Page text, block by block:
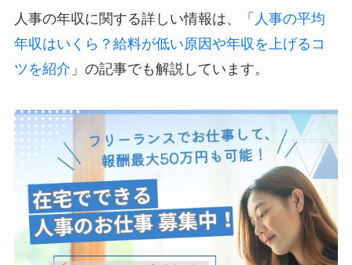
人事の年収に関する詳しい情報は、「 人事の平均
年収はいくら？給料が低い原因や年収を上げるコ
ツを紹介 」の記事でも解説しています。